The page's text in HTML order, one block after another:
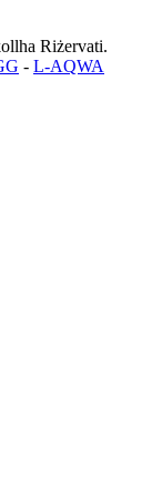
Riżervati.
- L-AQWA